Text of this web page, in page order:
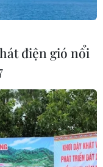
sàng đối
Niger nói rằng
ngoại giao và
mắc hiện nay.
điện gió nổi